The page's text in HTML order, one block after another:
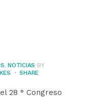
,NOTICIAS BY
SHARE
28 ° Congreso